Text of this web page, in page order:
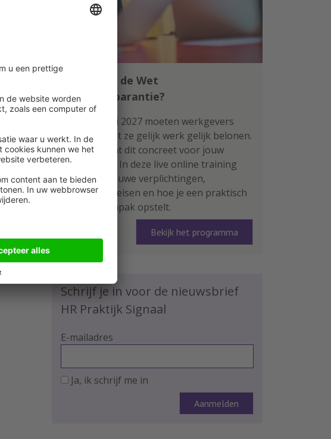
Klaar voor de Wet
loontransparantie?
Per 1 januari 2027 moeten werkgevers
aantonen dat ze gelijk werk gelijk belonen.
Wat betekent dit concreet voor jouw
organisatie? In deze live online training
leer je de nieuwe verplichtingen,
rapportage-eisen en hoe je een praktisch
plan van aanpak opstelt.
Bekijk het programma
Schrijf je in voor de nieuwsbrief
HR Praktijk Signaal
E-mailadres
Ja, ik schrijf me in